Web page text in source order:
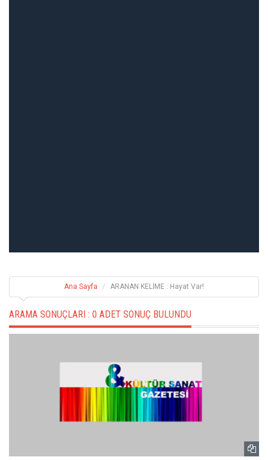
Ana Sayfa ARANAN KELİME : Hayat Var!
ARAMA SONUÇLARI : 0 ADET SONUÇ BULUNDU